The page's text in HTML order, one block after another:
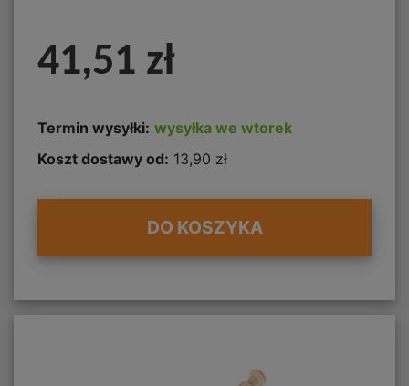
41,51 zł
Termin wysyłki: wysyłka we wtorek
Koszt dostawy od: 13,90 zł
DO KOSZYKA